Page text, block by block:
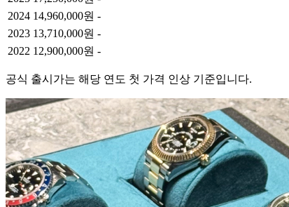
2024 14,960,000원 -
2023 13,710,000원 -
2022 12,900,000원 -
공식 출시가는 해당 연도 첫 가격 인상 기준입니다.